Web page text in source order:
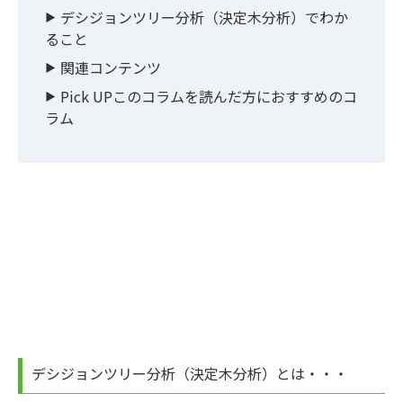
デシジョンツリー分析（決定木分析）でわか
ること
関連コンテンツ
Pick UPこのコラムを読んだ方におすすめのコ
ラム
デシジョンツリー分析（決定木分析）とは・・・